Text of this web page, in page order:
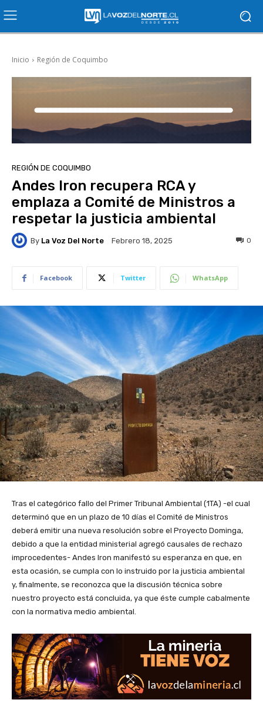
Inicio Región de Coquimbo
REGIÓN DE COQUIMBO
Andes Iron recupera RCA y
emplaza a Comité de Ministros a
respetar la justicia ambiental
By La Voz Del Norte Febrero 18, 2025 0
Facebook Twitter WhatsApp
Tras el categórico fallo del Primer Tribunal Ambiental (1TA) -el cual
determinó que en un plazo de 10 días el Comité de Ministros
deberá emitir una nueva resolución sobre el Proyecto Dominga,
debido a que la entidad ministerial agregó causales de rechazo
improcedentes- Andes Iron manifestó su esperanza en que, en
esta ocasión, se cumpla con lo instruido por la justicia ambiental
y, finalmente, se reconozca que la discusión técnica sobre
nuestro proyecto está concluida, ya que éste cumple cabalmente
con la normativa medio ambiental.